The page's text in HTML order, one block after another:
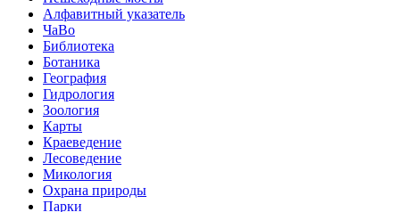
Алфавитный указатель
ЧаВо
Библиотека
Ботаника
География
Гидрология
Зоология
Карты
Краеведение
Лесоведение
Микология
Охрана природы
Парки